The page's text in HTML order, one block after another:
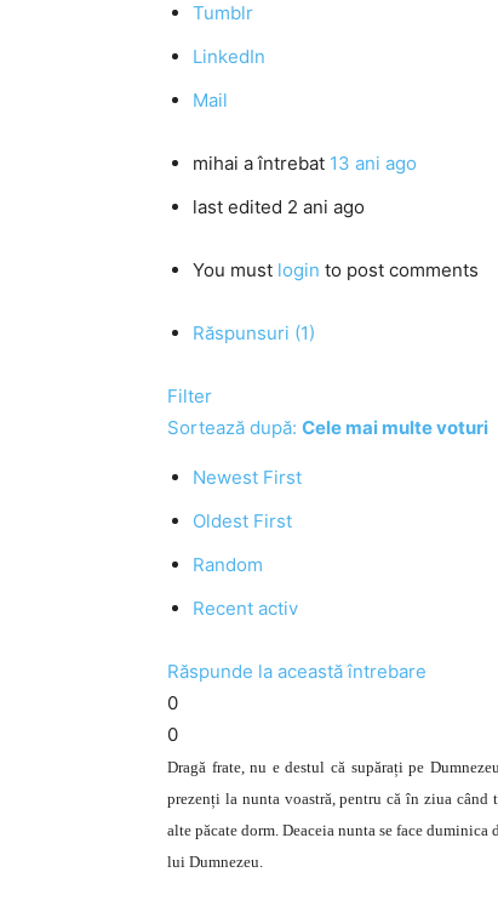
Tumblr
LinkedIn
Mail
mihai a întrebat 13 ani ago
last edited 2 ani ago
You must login to post comments
Răspunsuri (1)
Filter
Sortează după: Cele mai multe voturi
Newest First
Oldest First
Random
Recent activ
Răspunde la această întrebare
0
0
Dragă frate, nu e destul că supărați pe
prezenți la nunta voastră, pentru că în ziua când
alte păcate dorm. Deaceia nunta se face
lui Dumnezeu.